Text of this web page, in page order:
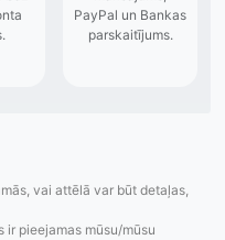
vai attēlā var būt detaļas,
ir pieejamas mūsu/mūsu